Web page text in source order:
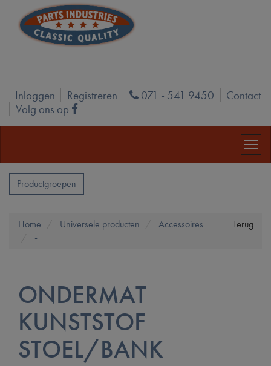
Inloggen Registreren Phone
071 - 541 9450
Contact
Volg ons op
Facebook
Productgroepen
Terug
Home Universele producten
Accessoires
-
ONDERMAT
KUNSTSTOF
STOEL/BANK